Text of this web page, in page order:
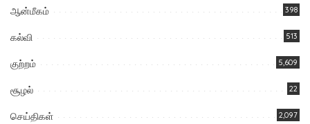
ஆன்மீகம் 398
கல்வி 513
குற்றம் 5,609
சூழல் 22
செய்திகள் 2,097